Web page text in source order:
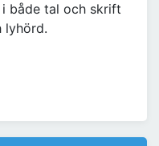
i både tal och skrift
lyhörd.